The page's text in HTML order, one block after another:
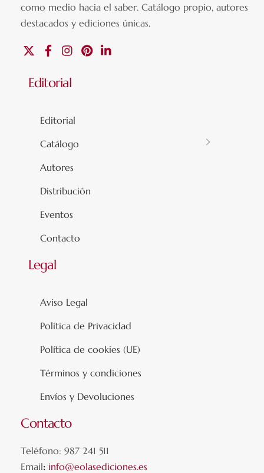
como medio hacia el saber.Catálogo propio, autores
destacados y ediciones únicas.
FacebookInstagramPinterest
Editorial
Editorial
Catálogo
Autores
Distribución
Eventos
Contacto
Legal
Aviso Legal
Política de Privacidad
Política de cookies (UE)
Términos y condiciones
Envíos y Devoluciones
Contacto
Teléfono: 987 241 511
Email: info@eolasediciones.es